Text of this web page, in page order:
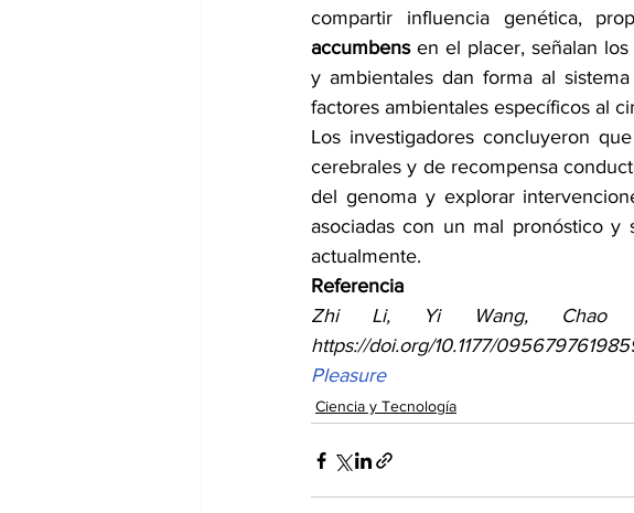
compartir influencia genética,
accumbens en el placer, señalan los
y ambientales dan forma al
factores ambientales específicos al
Los investigadores concluyeron
cerebrales y de recompensa
del genoma y explorar
asociadas con un mal pronóstico y
actualmente.
Referencia
Zhi Li, Yi Wang, Chao
https://doi.org/10.1177/
Pleasure
Ciencia y Tecnología